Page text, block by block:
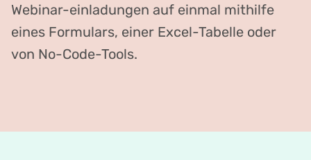
Webinar-einladungen auf einmal mithilfe
eines Formulars, einer Excel-Tabelle oder
von No-Code-Tools.